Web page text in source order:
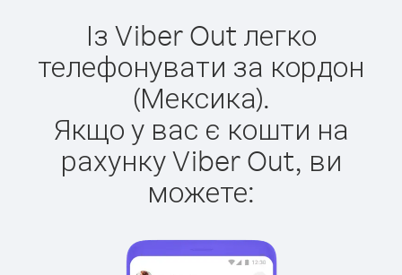
Із Viber Out легко
телефонувати за кордон
(Мексика).
Якщо у вас є кошти на
рахунку Viber Out, ви
можете: